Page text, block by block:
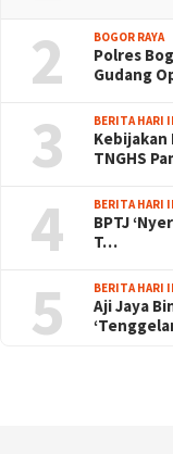
2 BOGOR RAYA
Polres
Gudang
3 BERITA HARI
Kebijakan
TNGHS
4 BERITA HARI
BPTJ
T…
5 BERITA HARI
Aji Jaya